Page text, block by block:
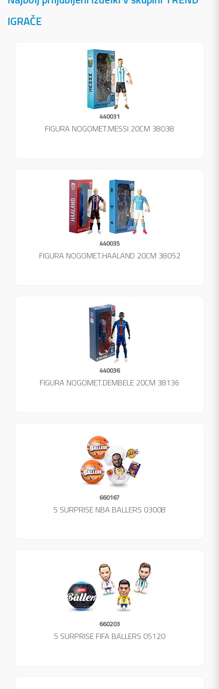
IGRAČE
440031
FIGURA NOGOMET.MESSI 20CM 38038
440035
FIGURA NOGOMET.HAALAND 20CM 38052
440036
FIGURA NOGOMET.DEMBELE 20CM 38136
660167
5 SURPRISE NBA BALLERS 03008
660203
5 SURPRISE FIFA BALLERS 05120